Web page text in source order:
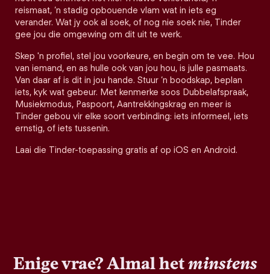
reismaat, ’n stadig opbouende vlam wat in iets eg
verander. Wat jy ook al soek, of nog nie soek nie, Tinder
gee jou die omgewing om dit uit te werk.
Skep 'n profiel, stel jou voorkeure, en begin om te vee. Hou
van iemand, en as hulle ook van jou hou, is julle pasmaats.
Van daar af is dit in jou hande. Stuur ’n boodskap, beplan
iets, kyk wat gebeur. Met kenmerke soos Dubbelafspraak,
Musiekmodus, Paspoort, Aantrekkingskrag en meer is
Tinder gebou vir elke soort verbinding: iets informeel, iets
ernstig, of iets tussenin.
Laai die Tinder-toepassing gratis af op iOS en Android.
Enige vrae? Almal hetminstens